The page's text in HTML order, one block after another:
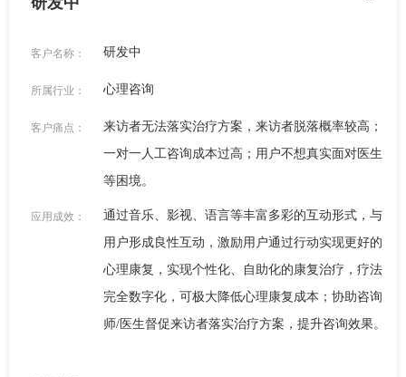
客户名称： 研发中
所属行业： 心理咨询
客户痛点：
来访者无法落实治疗方案，来访者脱落概率较高；
一对一人工咨询成本过高；用户不想真实面对医生
等困境。
应用成效：
通过音乐、影视、语言等丰富多彩的互动形式，与
用户形成良性互动，激励用户通过行动实现更好的
心理康复，实现个性化、自助化的康复治疗，疗法
完全数字化，可极大降低心理康复成本；协助咨询
师/医生督促来访者落实治疗方案，提升咨询效果。